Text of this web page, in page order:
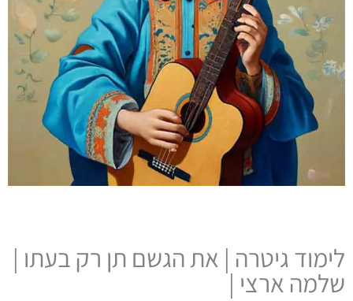
לימוד גיטרה | את הגשם תן רק בעתו |
שלמה ארצי |